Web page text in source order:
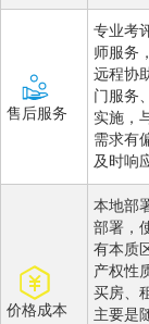
售后服务
专业考
师服务
远程协
门服务
实施，
需求有
及时响
价格成本
本地部
部署，
有本质
产权性
买房、
主要是